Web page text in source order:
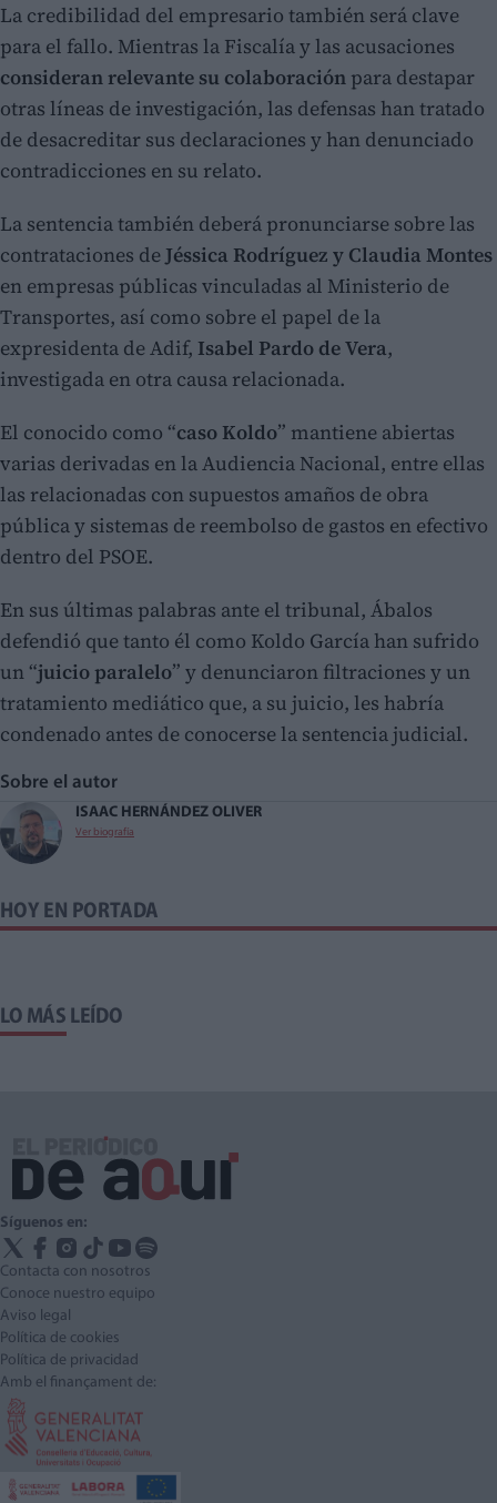
La credibilidad del empresario también será clave
para el fallo. Mientras la Fiscalía y las acusaciones
consideran relevante su colaboración para destapar
otras líneas de investigación, las defensas han tratado
de desacreditar sus declaraciones y han denunciado
contradicciones en su relato.
La sentencia también deberá pronunciarse sobre las
contrataciones deJéssica Rodríguez y Claudia Montes
en empresas públicas vinculadas al Ministerio de
Transportes, así como sobre el papel de la
expresidenta de Adif, Isabel Pardo de Vera,
investigada en otra causa relacionada.
El conocido como “caso Koldo” mantiene abiertas
varias derivadas en la Audiencia Nacional, entre ellas
las relacionadas con supuestos amaños de obra
pública y sistemas de reembolso de gastos en efectivo
dentro del PSOE.
En sus últimas palabras ante el tribunal, Ábalos
defendió que tanto él como Koldo García han sufrido
un “juicio paralelo” y denunciaron filtraciones y un
tratamiento mediático que, a su juicio, les habría
condenado antes de conocerse la sentencia judicial.
Sobre el autor
ISAAC HERNÁNDEZ OLIVER
Ver biografía
HOY EN PORTADA
LO MÁS LEÍDO
Síguenos en:
Contacta con nosotros
Conoce nuestro equipo
Aviso legal
Política de cookies
Política de privacidad
Amb el finançament de: